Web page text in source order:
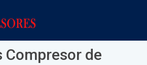
Compresor de